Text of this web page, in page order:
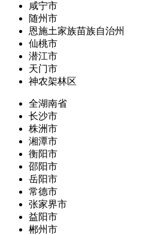
咸宁市
随州市
恩施土家族苗族自治州
仙桃市
潜江市
天门市
神农架林区
全湖南省
长沙市
株洲市
湘潭市
衡阳市
邵阳市
岳阳市
常德市
张家界市
益阳市
郴州市